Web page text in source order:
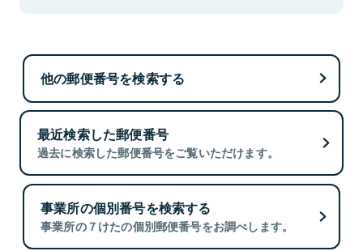
他の郵便番号を検索する
最近検索した郵便番号
過去に検索した郵便番号をご覧いただけます。
事業所の個別番号を検索する
事業所の７けたの個別郵便番号をお調べします。